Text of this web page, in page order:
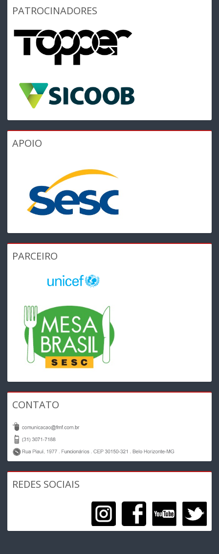
PATROCINADORES
APOIO
PARCEIRO
CONTATO
REDES SOCIAIS